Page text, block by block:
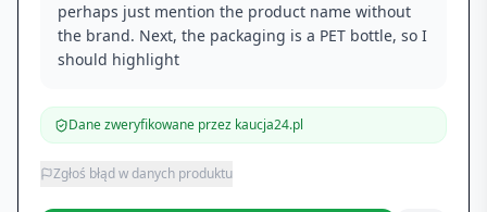
perhaps just mention the product name without
the brand. Next, the packaging is a PET bottle, so I
should highlight
Dane zweryfikowane przez kaucja24.pl
Zgłoś błąd w danych produktu